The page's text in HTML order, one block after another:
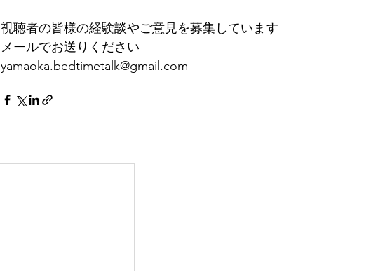
視聴者の皆様の経験談やご意見を募集しています
メールでお送りください
yamaoka.bedtimetalk@gmail.com